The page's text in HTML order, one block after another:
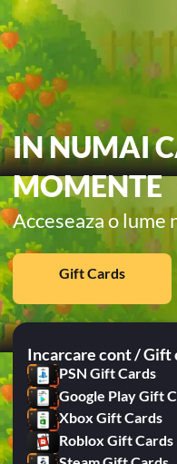
IN NUMAI
MOMENTE
Acceseaza o lume
Gift Cards
Incarcare cont / Gift
PSN Gift Cards
Google Play Gift
Xbox Gift Cards
Roblox Gift Cards